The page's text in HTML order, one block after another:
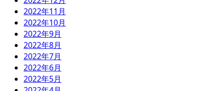
2022年11月
2022年10月
2022年9月
2022年8月
2022年7月
2022年6月
2022年5月